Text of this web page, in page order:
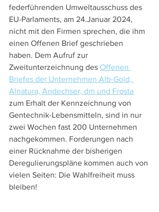
federführenden Umweltausschuss des
EU-Parlaments, am 24.Januar 2024,
nicht mit den Firmen sprechen, die ihm
einen Offenen Brief geschrieben
haben. Dem Aufruf zur
Zweitunterzeichnung des Offenen
Briefes der Unternehmen Alb-Gold,
Alnatura, Andechser, dm und Frosta
zum Erhalt der Kennzeichnung von
Gentechnik-Lebensmitteln, sind in nur
zwei Wochen fast 200 Unternehmen
nachgekommen. Forderungen nach
einer Rücknahme der bisherigen
Deregulierungspläne kommen auch von
vielen Seiten: Die Wahlfreiheit muss
bleiben!